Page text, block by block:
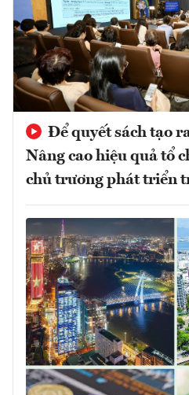
Để quyết sách tạo
Nâng cao hiệu quả tổ
chủ trương phát triển